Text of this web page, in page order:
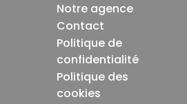
Notre agence
Contact
Politique de
confidentialité
Politique des
cookies